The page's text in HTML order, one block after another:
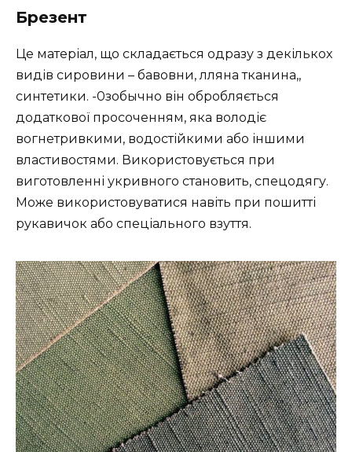
Брезент
Це матеріал, що складається одразу з декількох
видів сировини – бавовни, лляна тканина,,
синтетики. -0зобычно він обробляється
додаткової просоченням, яка володіє
вогнетривкими, водостійкими або іншими
властивостями. Використовується при
виготовленні укривного становить, спецодягу.
Може використовуватися навіть при пошитті
рукавичок або спеціального взуття.